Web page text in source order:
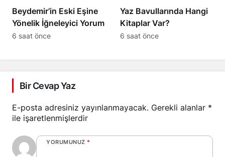
Beydemir’in Eski Eşine
Yönelik İğneleyici Yorum
6 saat önce
Yaz Bavullarında Hangi
Kitaplar Var?
6 saat önce
Bir Cevap Yaz
E-posta adresiniz yayınlanmayacak. Gerekli alanlar *
ile işaretlenmişlerdir
YORUMUNUZ *